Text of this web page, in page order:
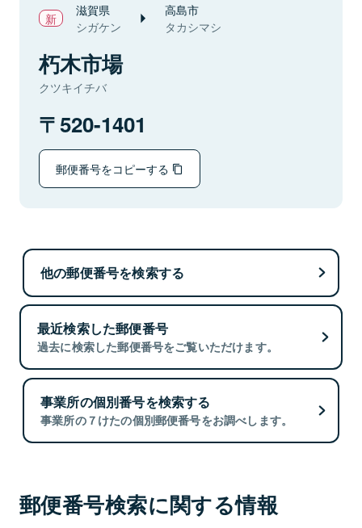
滋賀県
シガケン
高島市
タカシマシ
朽木市場
クツキイチバ
520-1401
郵便番号をコピーする
他の郵便番号を検索する
最近検索した郵便番号
過去に検索した郵便番号をご覧いただけます。
事業所の個別番号を検索する
事業所の７けたの個別郵便番号をお調べします。
郵便番号検索に関する情報